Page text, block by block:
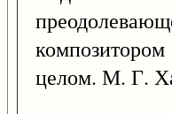
целом. М. Г.